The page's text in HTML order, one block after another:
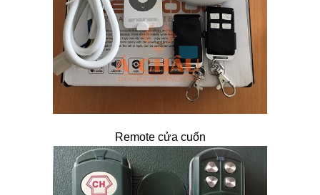
Remote cửa cuốn